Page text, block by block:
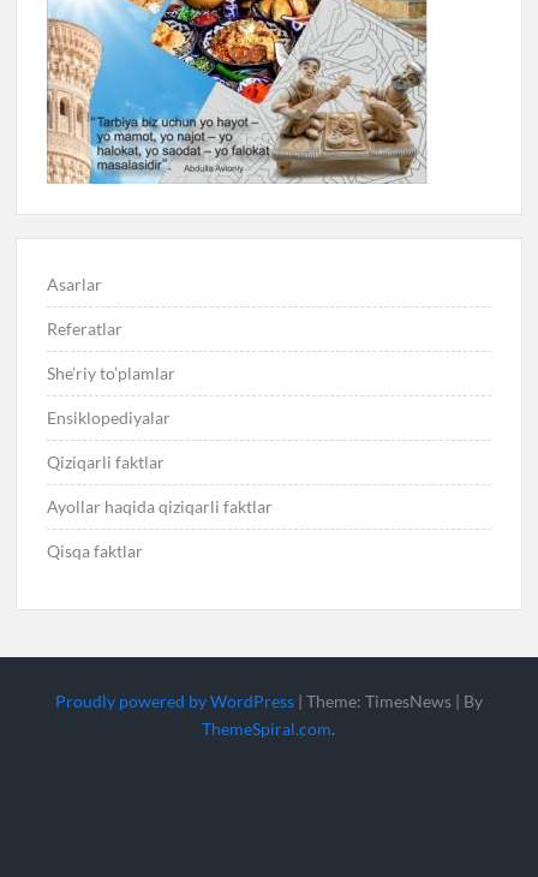
Asarlar
Referatlar
She’riy to’plamlar
Ensiklopediyalar
Qiziqarli faktlar
Ayollar haqida qiziqarli faktlar
Qisqa faktlar
Proudly powered by WordPress | Theme: TimesNews | By
ThemeSpiral.com.